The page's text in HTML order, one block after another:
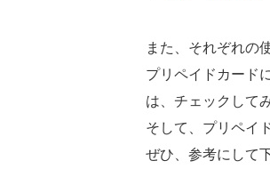
また、それぞれの
プリペイドカード
は、チェックして
そして、プリペイ
ぜひ、参考にして